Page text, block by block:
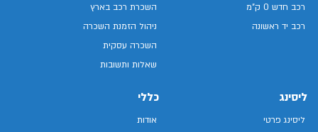
רכב חדש 0 ק"מ
רכב יד ראשונה
השכרת רכב בארץ
ניהול הזמנת השכרה
השכרה עסקית
שאלות ותשובות
ליסינג
ליסינג פרטי
כללי
אודות